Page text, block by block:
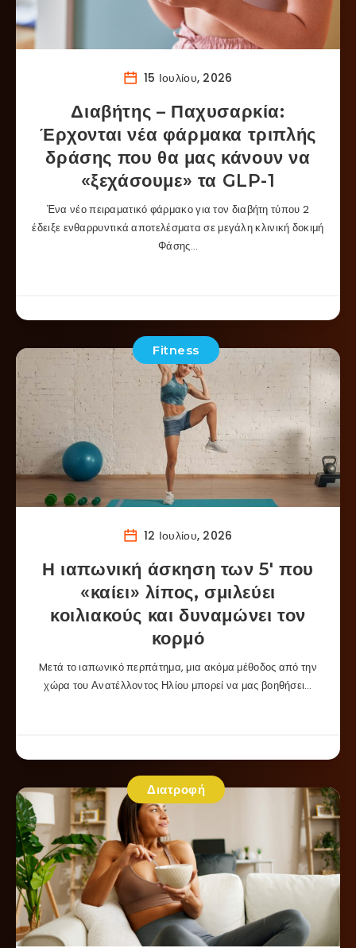
15 Ιουλίου, 2026
Διαβήτης – Παχυσαρκία:
Έρχονται νέα φάρμακα τριπλής
δράσης που θα μας κάνουν να
«ξεχάσουμε» τα GLP-1
Ένα νέο πειραματικό φάρμακο για τον διαβήτη τύπου 2
έδειξε ενθαρρυντικά αποτελέσματα σε μεγάλη κλινική δοκιμή
Φάσης…
Fitness
12 Ιουλίου, 2026
Η ιαπωνική άσκηση των 5′ που
«καίει» λίπος, σμιλεύει
κοιλιακούς και δυναμώνει τον
κορμό
Mετά το ιαπωνικό περπάτημα, μια ακόμα μέθοδος από την
χώρα του Ανατέλλοντος Ηλίου μπορεί να μας βοηθήσει…
Διατροφή